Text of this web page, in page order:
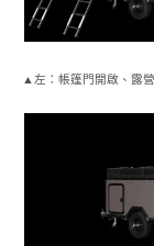
▲左：帳篷門開啟、露